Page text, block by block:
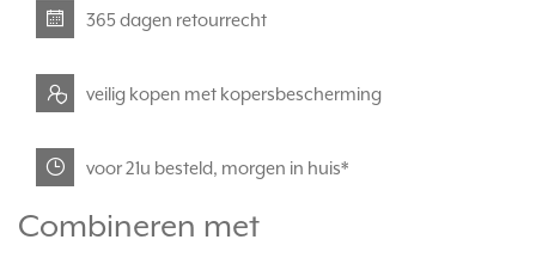
365 dagen retourrecht
veilig kopen met kopersbescherming
voor 21u besteld, morgen in huis*
Combineren met